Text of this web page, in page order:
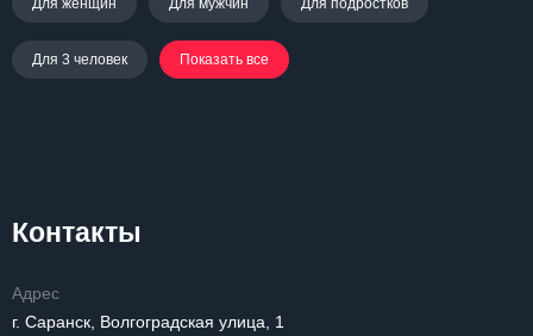
Для женщин Для мужчин Для подростков
Для 3 человек Показать все
Контакты
Адрес
г. Саранск, Волгоградская улица, 1